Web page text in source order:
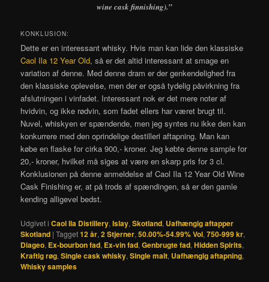
wine cask finnishing).”
KONKLUSION:
Dette er en interessant whisky. Hvis man kan lide den klassiske
Caol Ila 12 Year Old, så er det altid interessant at smage en
variation af denne. Med denne dram er der genkendelighed fra
den klassiske oplevelse, men der er også tydelig påvirkning fra
afslutningen i vinfadet. Interessant nok er det mere noter af
hvidvin, og ikke rødvin, som fadet ellers har været brugt til.
Nuvel, whiskyen er spændende, men jeg syntes nu ikke den kan
konkurrere med den oprindelige destilleri aftapning. Man kan
købe en flaske for cirka 900,- kroner. Jeg købte denne sample for
20,- kroner, hvilket må siges at være en skarp pris for 3 cl.
Konklusionen på denne anmeldelse af Caol Ila 12 Year Old Wine
Cask Finishing er, at på trods af spændingen, så er den gamle
kending alligevel bedst.
Udgivet i Caol Ila Distillery,Islay,Skotland, Uafhængig aftapper
Skotland |Tagget12 år,2 Stjerner,50.00%-54.99% Vol,750-999 kr,
Diageo, Ex-bourbon fad, Ex-vin fad,Genbrugte fad,Hidden Spirits,
Kraftig røg,Single cask whisky,Single malt, Uafhængig aftapning,
Whisky samples